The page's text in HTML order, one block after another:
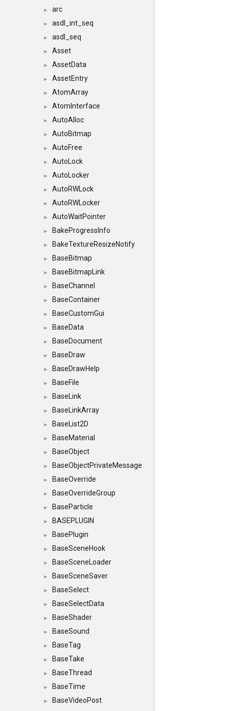
► arc
► asdl_int_seq
► asdl_seq
► Asset
► AssetData
► AssetEntry
► AtomArray
► AtomInterface
► AutoAlloc
► AutoBitmap
► AutoFree
► AutoLock
► AutoLocker
► AutoRWLock
► AutoRWLocker
► AutoWaitPointer
► BakeProgressInfo
► BakeTextureResizeNotify
► BaseBitmap
► BaseBitmapLink
► BaseChannel
► BaseContainer
► BaseCustomGui
► BaseData
► BaseDocument
► BaseDraw
► BaseDrawHelp
► BaseFile
► BaseLink
► BaseLinkArray
► BaseList2D
► BaseMaterial
► BaseObject
► BaseObjectPrivateMessage
► BaseOverride
► BaseOverrideGroup
► BaseParticle
► BASEPLUGIN
► BasePlugin
► BaseSceneHook
► BaseSceneLoader
► BaseSceneSaver
► BaseSelect
► BaseSelectData
► BaseShader
► BaseSound
► BaseTag
► BaseTake
► BaseThread
► BaseTime
►
BaseVideoPost